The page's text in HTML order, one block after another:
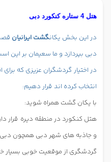
هتل 4 ستاره کنکورد دبی
در این بخش یکانگشت ایرانیان
دبی بپردازد و ما سعیمان بر این
در اختیار گردشگران عزیزی که
انتخاب کرده اند قرار دهیم:
با یکان گشت همراه شوید:
هتل کنکورد در منطقه دیره قرار
و جاذبه های شهر دبی همچون
گردشگری از موقعیت خوبی بسیار